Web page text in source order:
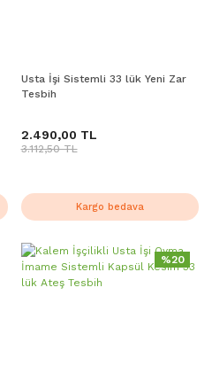
Usta İşi Sistemli 33 lük Yeni Zar
Tesbih
2.490,00 TL
3.112,50 TL
Kargo bedava
%20